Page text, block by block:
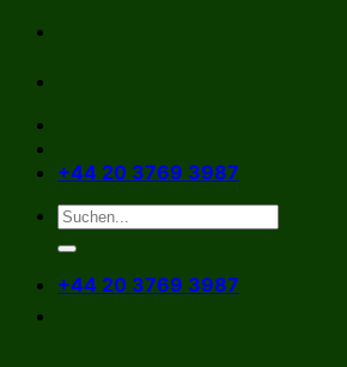
Zum
springen
+44 20 3769 3987
+44 20 3769 3987